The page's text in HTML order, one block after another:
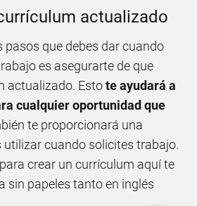
actualizado
pasos que debes dar cuando
es asegurarte de que
actualizado. Estote ayudará a
cualquier oportunidad que
te proporcionará una
utilizar cuando solicites trabajo.
crear un currículum aquí te
sin papeles tanto en inglés